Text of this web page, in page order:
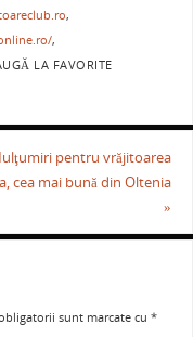
,
,
LA FAVORITE
pentru vrăjitoarea
cea mai bună din Oltenia
»
sunt marcate cu *